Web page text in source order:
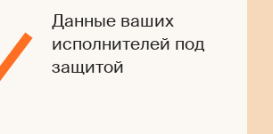
Данные ваших
исполнителей под
защитой